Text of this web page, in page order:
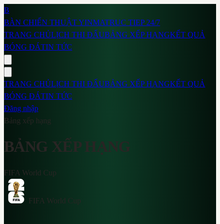
B
BÀN CHIẾN THUẬTYINMATRUC TIEP 24/7
TRANG CHỦLỊCH THI ĐẤUBẢNG XẾP HẠNGKẾT QUẢ
BÓNG ĐÁTIN TỨC
TRANG CHỦLỊCH THI ĐẤUBẢNG XẾP HẠNGKẾT QUẢ
BÓNG ĐÁTIN TỨC
Đăng nhập
Bảng xếp hạng
BẢNG XẾP HẠNG
FIFA World Cup
FIFA World Cup